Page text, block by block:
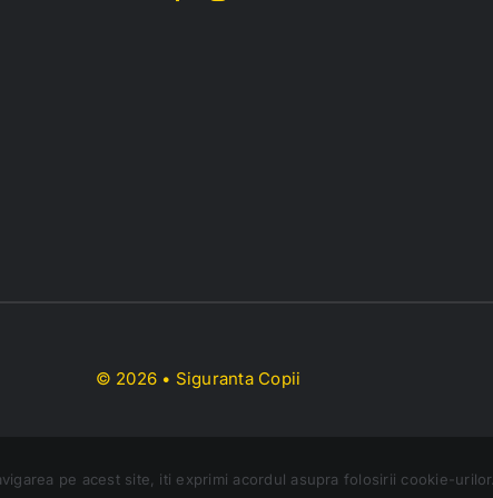
© 2026 • Siguranta Copii
pe acest site, iti exprimi acordul asupra folosirii cookie-urilor.